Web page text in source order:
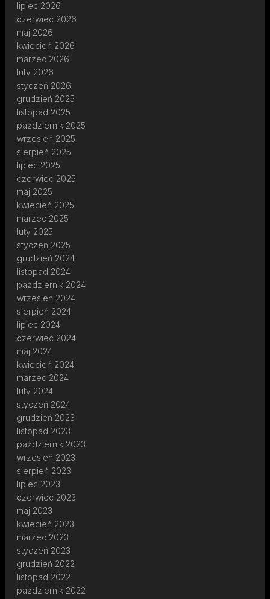
lipiec 2026
czerwiec 2026
maj 2026
kwiecień 2026
marzec 2026
luty 2026
styczeń 2026
grudzień 2025
listopad 2025
październik 2025
wrzesień 2025
sierpień 2025
lipiec 2025
czerwiec 2025
maj 2025
kwiecień 2025
marzec 2025
luty 2025
styczeń 2025
grudzień 2024
listopad 2024
październik 2024
wrzesień 2024
sierpień 2024
lipiec 2024
czerwiec 2024
maj 2024
kwiecień 2024
marzec 2024
luty 2024
styczeń 2024
grudzień 2023
listopad 2023
październik 2023
wrzesień 2023
sierpień 2023
lipiec 2023
czerwiec 2023
maj 2023
kwiecień 2023
marzec 2023
styczeń 2023
grudzień 2022
listopad 2022
październik 2022